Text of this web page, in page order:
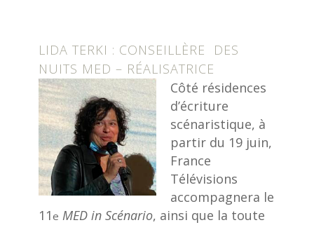
LIDA TERKI : CONSEILLÈRE DES
NUITS MED – RÉALISATRICE
Côté résidences
d’écriture
scénaristique, à
partir du 19 juin,
France
Télévisions
accompagnera le
11e MED in Scénario, ainsi que la toute